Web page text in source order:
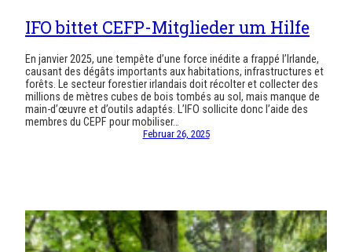
IFO bittet CEFP-Mitglieder um Hilfe
En janvier 2025, une tempête d’une force inédite a frappé l’Irlande,
causant des dégâts importants aux habitations, infrastructures et
forêts. Le secteur forestier irlandais doit récolter et collecter des
millions de mètres cubes de bois tombés au sol, mais manque de
main-d’œuvre et d’outils adaptés. L’IFO sollicite donc l’aide des
membres du CEPF pour mobiliser…
Februar 26, 2025